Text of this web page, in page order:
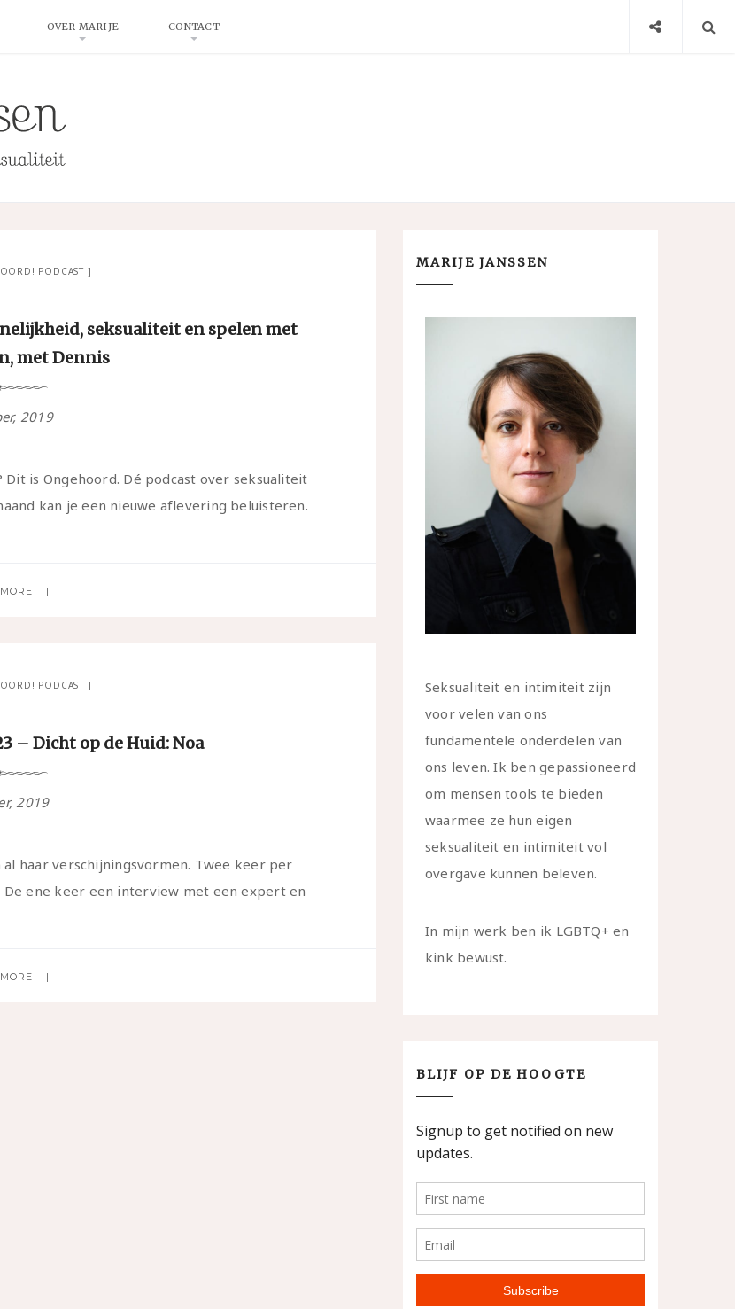
OVER MARIJE CONTACT
PODCAST
seksualiteit en spelen met
met Dennis
2019
is Ongehoord. Dé podcast over seksualiteit
kan je een nieuwe aflevering beluisteren.
PODCAST
– Dicht op de Huid: Noa
2019
haar verschijningsvormen. Twee keer per
ene keer een interview met een expert en
MARIJE JANSSEN
Seksualiteit en intimiteit zijn
voor velen van ons
fundamentele onderdelen van
ons leven. Ik ben gepassioneerd
om mensen tools te bieden
waarmee ze hun eigen
seksualiteit en intimiteit vol
overgave kunnen beleven.
In mijn werk ben ik LGBTQ+ en
kink bewust.
BLIJF OP DE HOOGTE